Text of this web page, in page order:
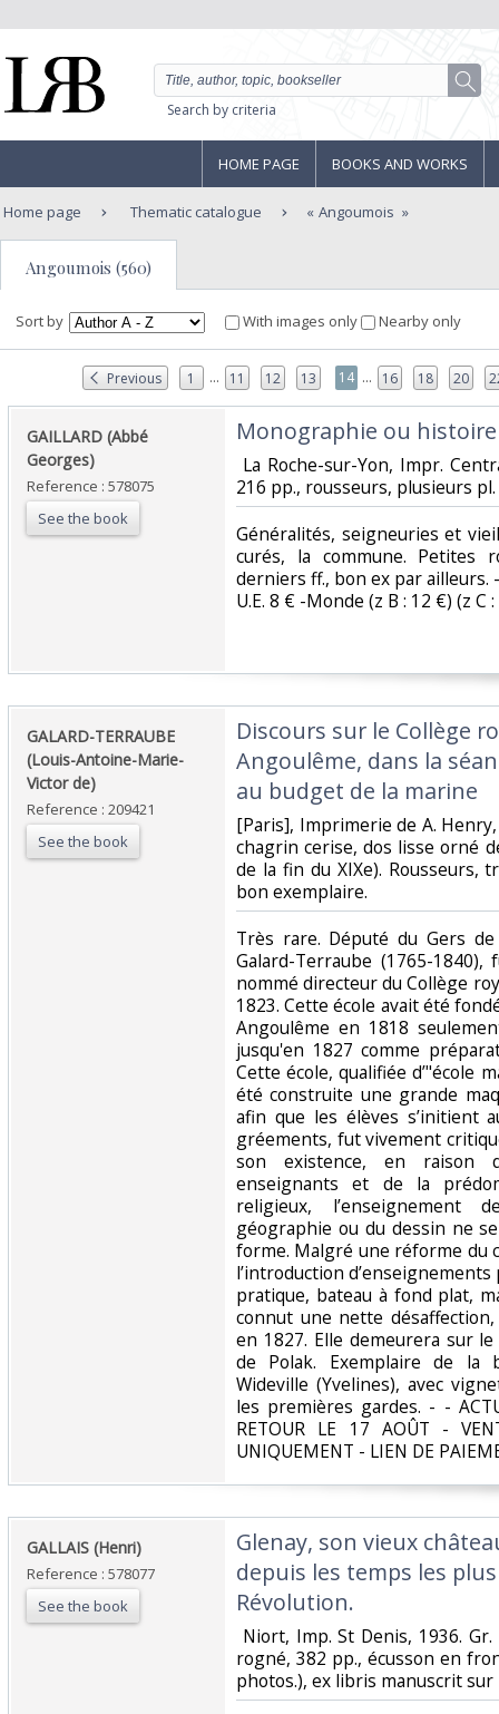
Search by criteria
HOME PAGE BOOKS AND WORKS
Home page Thematic catalogue Angoumois
Angoumois (560)
Sort by With images only Nearby only
Previous 1 ... 11 12 13 14 ... 16 18 20
‎GAILLARD (Abbé
Georges)‎
Reference : 578075
See the book
‎Monographie ou
La Roche-sur-Yon, Impr.
216 pp., rousseurs, plusieurs
‎Généralités, seigneuries et
curés, la commune. Petites
derniers ff., bon ex par ailleurs.
U.E. 8 € -Monde (z B : 12 €) (z C
‎GALARD-TERRAUBE
(Louis-Antoine-Marie-
Victor de)‎
Reference : 209421
See the book
‎Discours sur le Collège
Angoulême, dans la
au budget de la marine‎
‎[Paris], Imprimerie de A.
chagrin cerise, dos lisse orné
de la fin du XIXe). Rousseurs,
bon exemplaire.‎
‎Très rare. Député du Gers
Galard-Terraube (1765-
nommé directeur du Collège
1823. Cette école avait été
Angoulême en 1818
jusqu'en 1827 comme
Cette école, qualifiée d’"école
été construite une grande
afin que les élèves s’initient
gréements, fut vivement
son existence, en raison
enseignants et de la
religieux, l’enseignement
géographie ou du dessin ne
forme. Malgré une réforme du
l’introduction
pratique, bateau à fond plat,
connut une nette
en 1827. Elle demeurera sur
de Polak. Exemplaire de la
Wideville (Yvelines), avec
les premières gardes. - -
RETOUR LE 17 AOÛT -
UNIQUEMENT - LIEN DE
‎GALLAIS (Henri)‎
Reference : 578077
See the book
‎Glenay, son vieux
depuis les temps les
Révolution.‎
Niort, Imp. St Denis, 1936.
rogné, 382 pp., écusson en
photos.), ex libris manuscrit